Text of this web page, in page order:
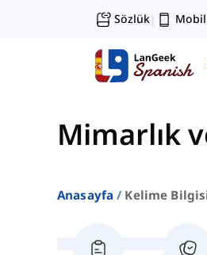
Sözlük|
Mimarlık
Anasayfa Kelime